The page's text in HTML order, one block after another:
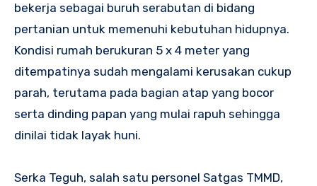
bekerja sebagai buruh serabutan di bidang
pertanian untuk memenuhi kebutuhan hidupnya.
Kondisi rumah berukuran 5 x 4 meter yang
ditempatinya sudah mengalami kerusakan cukup
parah, terutama pada bagian atap yang bocor
serta dinding papan yang mulai rapuh sehingga
dinilai tidak layak huni.
Serka Teguh, salah satu personel Satgas TMMD,